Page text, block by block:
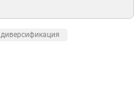
диверсификация